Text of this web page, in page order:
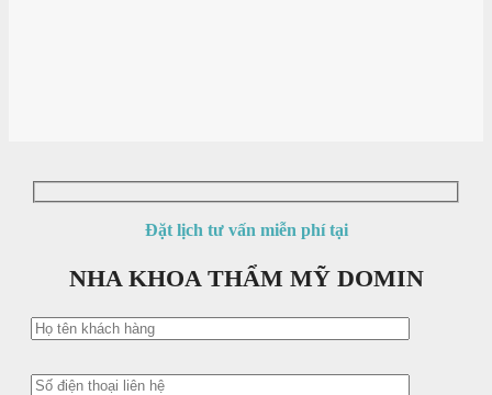
Đặt lịch tư vấn miễn phí tại
NHA KHOA THẨM MỸ DOMIN